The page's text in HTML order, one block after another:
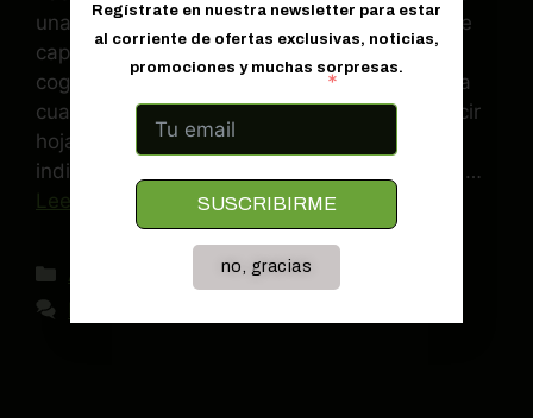
una planta de cannabis próspera, son las que
captan la energía del sol y la transforman en
cogollos densos y resinosos. Pero, ¿qué pasa
cuando tus preciadas plantas empiezan a lucir
hojas amarillas? Esta señal de alerta puede
indicar una serie de problemas que, si no se …
Leer más
ARTÍCULOS
Regístrate en nuestra newsletter para estar
al corriente de ofertas exclusivas, noticias,
promociones y muchas sorpresas.
Correo electrónico
SUSCRIBIRME
no, gracias